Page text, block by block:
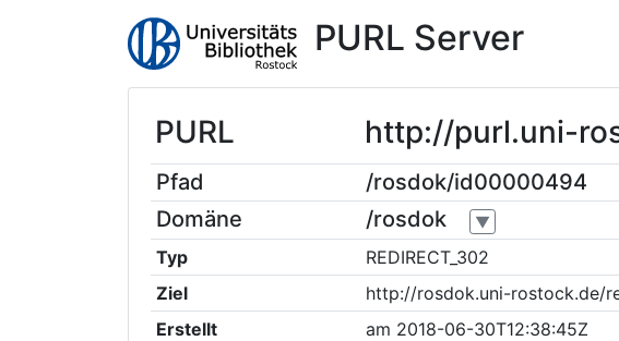
PURL Server
PURL http://purl.uni-
Pfad
/rosdok/id00000494
Domäne
/rosdok ▼
Typ
REDIRECT_302
Ziel
http://rosdok.uni-rostock.de/
Erstellt
am 2018-06-30T12:38:45Z